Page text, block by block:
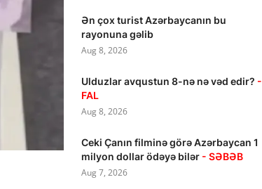
Ən çox turist Azərbaycanın bu
rayonuna gəlib
Aug 8, 2026
Ulduzlar avqustun 8-nə nə vəd edir? -
FAL
Aug 8, 2026
Ceki Çanın filminə görə Azərbaycan 1
milyon dollar ödəyə bilər - SƏBƏB
Aug 7, 2026